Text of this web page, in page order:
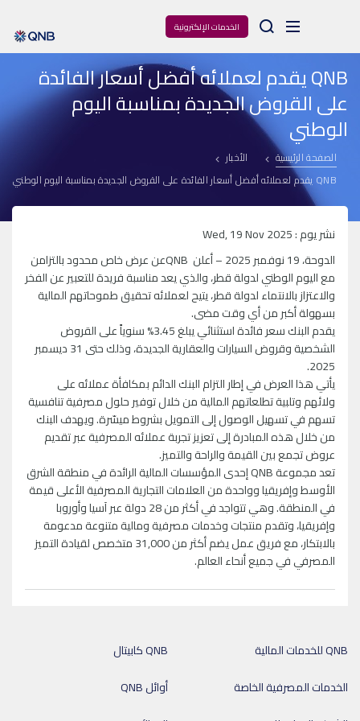
الخدمات الإلكترونية Arama
QNB يقدم لعملائه أفضل أسعار الفائدة
على القروض الجديدة بمناسبة اليوم
الوطني
الصفحة الرئيسية
الأخبار
QNB يقدم لعملائه أفضل أسعار الفائدة على القروض الجديدة بمناسبة اليوم الوطني
نشر يوم : Wed, 19 Nov 2025
الدوحة، 19 نوفمبر 2025 – أعلن QNBعن عرض خاص محدود بالتزامن
مع اليوم الوطني لدولة قطر، والذي يعد مناسبة فريدة للتعبير عن الفخر
والاعتزاز بالانتماء لدولة قطر، يتيح لعملائه تحقيق طموحاتهم المالية
بسهولة أكبر من أي وقت مضى.
يقدم البنك سعر فائدة استثنائي يبلغ 3.45% سنوياً على القروض
الشخصية وقروض السيارات والعقارية الجديدة، وذلك حتى 31 ديسمبر
2025.
يأتي هذا العرض في إطار التزام البنك الدائم بمكافأة عملائه على
ولائهم وتلبية تطلعاتهم المالية من خلال توفير حلول مصرفية تنافسية
تسهم في تسهيل الوصول إلى التمويل بشروط ميسّرة. ويهدف البنك
من خلال هذه المبادرة إلى تعزيز تجربة عملائه المصرفية عبر تقديم
عروض تجمع بين القيمة والراحة والتميز.
تعد مجموعة QNB إحدى المؤسسات المالية الرائدة في منطقة الشرق
الأوسط وإفريقيا وواحدة من العلامات التجارية المصرفية الأعلى قيمة
في المنطقة. وهي تتواجد في أكثر من 28 دولة عبر آسيا وأوروبا
وإفريقيا، وتقدم منتجات وخدمات مصرفية ومالية متنوعة مدعومة
بالابتكار، مع فريق عمل يضم أكثر من 31,000 متخصص لقيادة التميز
المصرفي في جميع أنحاء العالم.
QNB كابيتال
QNB للخدمات المالية
أوائل QNB
الخدمات المصرفية الخاصة